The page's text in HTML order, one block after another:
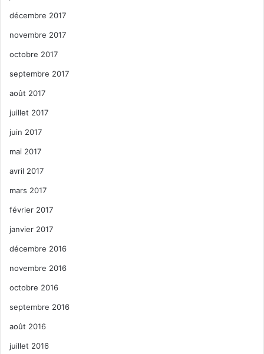
décembre 2017
novembre 2017
octobre 2017
septembre 2017
août 2017
juillet 2017
juin 2017
mai 2017
avril 2017
mars 2017
février 2017
janvier 2017
décembre 2016
novembre 2016
octobre 2016
septembre 2016
août 2016
juillet 2016